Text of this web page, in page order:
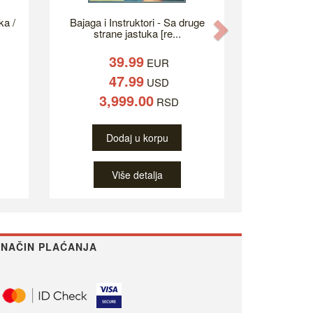
/ Bajaga i Instruktori - Sa druge
strane jastuka [re...
39.99EUR
47.99USD
3,999.00RSD
Dodaj u korpu
Više detalja
NAČIN PLAĆANJA